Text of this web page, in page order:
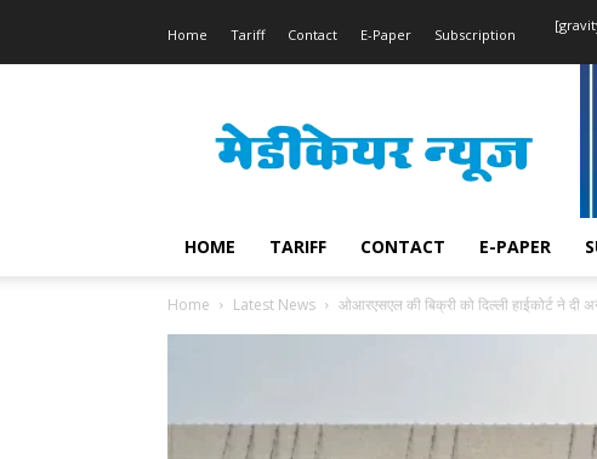
Home Tariff Contact E-Paper Subscription
News
HOME TARIFF CONTACT E-PAPER
Home Latest News ओआरएसएल की बिक्री को दिल्ली हाईकोर्ट ने दी